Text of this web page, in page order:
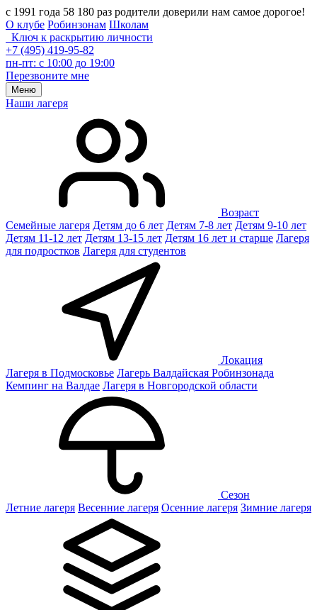
с 1991 года 58 180 раз родители доверили нам самое дорогое!
О клубе Робинзонам Школам
Ключ к раскрытию личности
+7 (495) 419-95-82
пн-пт: с 10:00 до 19:00
Перезвоните мне
Меню
Наши лагеря
Возраст
Семейные лагеря Детям до 6 лет Детям 7-8 лет Детям 9-10 лет
Детям 11-12 лет Детям 13-15 лет Детям 16 лет и старше Лагеря
для подростков Лагеря для студентов
Локация
Лагеря в Подмосковье Лагерь Валдайская Робинзонада
Кемпинг на Валдае Лагеря в Новгородской области
Сезон
Летние лагеря Весенние лагеря Осенние лагеря Зимние лагеря